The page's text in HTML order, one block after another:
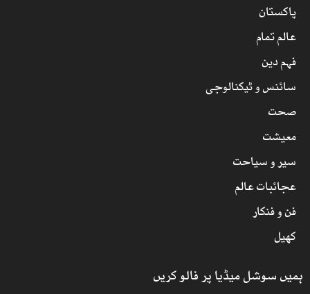
پاکستان
عالم تمام
فہم دین
سائنس و ٹیکنالوجی
صحت
معیشت
سیر و سیاحت
عجائبات عالم
فن و فنکار
کھیل
ہمیں سوشل میڈیا پر فالو کریں